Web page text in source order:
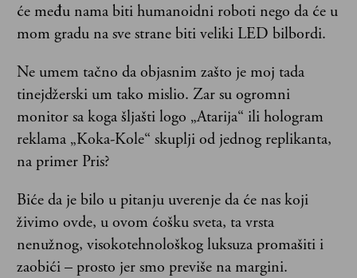
će među nama biti humanoidni roboti nego da će u
mom gradu na sve strane biti veliki LED bilbordi.
Ne umem tačno da objasnim zašto je moj tada
tinejdžerski um tako mislio. Zar su ogromni
monitor sa koga šljašti logo „Atarija“ ili hologram
reklama „Koka-Kole“ skuplji od jednog replikanta,
na primer Pris?
Biće da je bilo u pitanju uverenje da će nas koji
živimo ovde, u ovom ćošku sveta, ta vrsta
nenužnog, visokotehnološkog luksuza promašiti i
zaobići – prosto jer smo previše na margini.